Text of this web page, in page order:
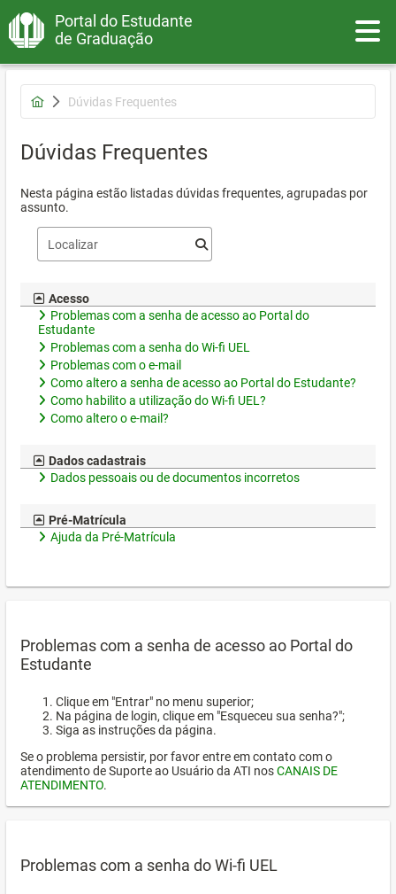
Portal do Estudante
de Graduação
Dúvidas Frequentes
Dúvidas Frequentes
Nesta página estão listadas dúvidas frequentes, agrupadas por
assunto.
Acesso
Problemas com a senha de acesso ao Portal do
Estudante
Problemas com a senha do Wi-fi UEL
Problemas com o e-mail
Como altero a senha de acesso ao Portal do Estudante?
Como habilito a utilização do Wi-fi UEL?
Como altero o e-mail?
Dados cadastrais
Dados pessoais ou de documentos incorretos
Pré-Matrícula
Ajuda da Pré-Matrícula
Problemas com a senha de acesso ao Portal do
Estudante
Clique em "Entrar" no menu superior;
Na página de login, clique em "Esqueceu sua senha?";
Siga as instruções da página.
Se o problema persistir, por favor entre em contato com o
atendimento de Suporte ao Usuário da ATI nosCANAIS DE
ATENDIMENTO.
Problemas com a senha do Wi-fi UEL